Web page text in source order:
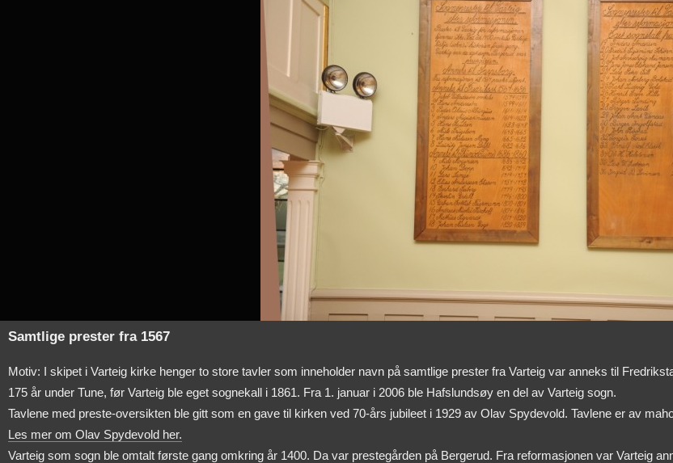
Samtlige prester fra 1567
Motiv: I skipet i Varteig kirke henger to store tavler som inneholder navn på samtlige prester fra Varteig var anneks til
175 år under Tune, før Varteig ble eget sognekall i 1861. Fra 1. januar i 2006 ble Hafslundsøy en del av Varteig sogn.
Tavlene med preste-oversikten ble gitt som en gave til kirken ved 70-års jubileet i 1929 av Olav Spydevold. Tavlene er av
Les mer om Olav Spydevold her.
Varteig som sogn ble omtalt første gang omkring år 1400. Da var prestegården på Bergerud. Fra reformasjonen var Varteig